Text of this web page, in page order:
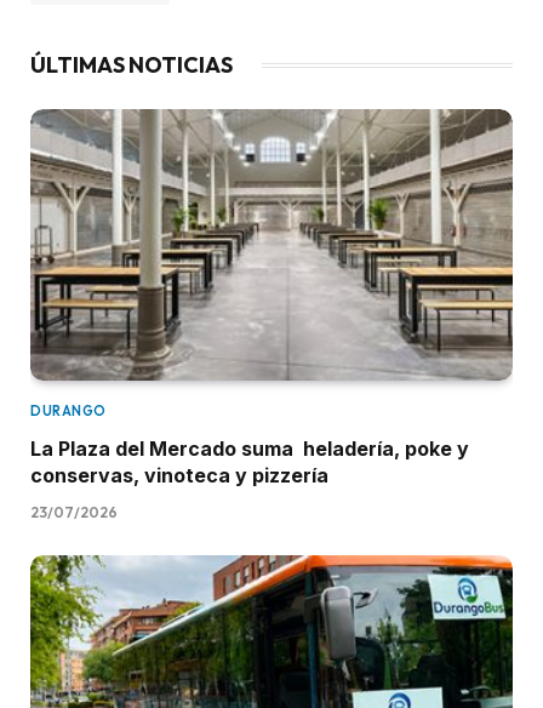
ÚLTIMAS NOTICIAS
DURANGO
La Plaza del Mercado suma heladería, poke y
conservas, vinoteca y pizzería
23/07/2026